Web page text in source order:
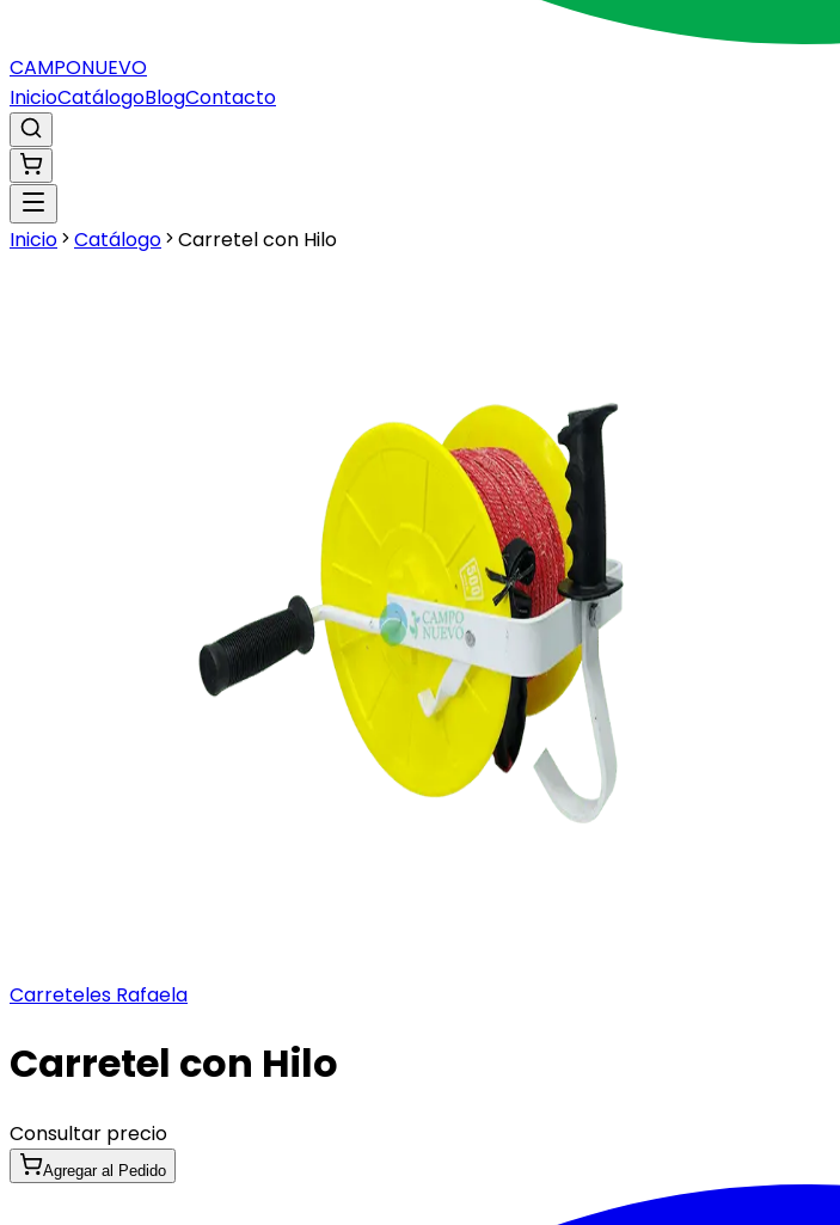
CAMPONUEVO
InicioCatálogoBlogContacto
Inicio Catálogo Carretel con Hilo
Carreteles Rafaela
Carretel con Hilo
Consultar precio
Agregar al Pedido